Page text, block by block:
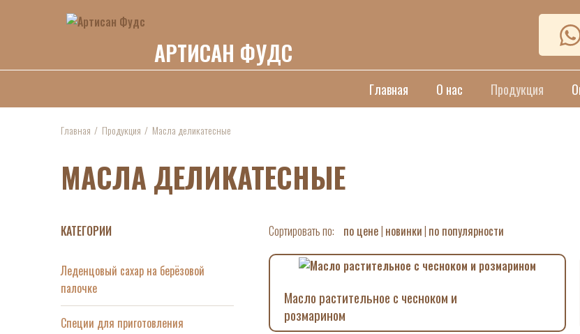
АРТИСАН ФУДС
Главная О нас Продукция
Главная Продукция Масла деликатесные
МАСЛА ДЕЛИКАТЕСНЫЕ
КАТЕГОРИИ
Леденцовый сахар на берёзовой
палочке
Специи для приготовления
Сортировать по: по цене| новинки| по популярности
Масло растительное с чесноком и
розмарином